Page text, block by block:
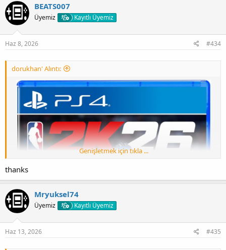
Gofile and Vikingfile are compatible.
BEATS007
Üyemiz Kayıtlı Üyemiz
Haz 8, 2026 #434
dorukhan' Alıntı:
Genişletmek için tıkla ...
thanks
Mryuksel74
Üyemiz Kayıtlı Üyemiz
Haz 13, 2026 #435